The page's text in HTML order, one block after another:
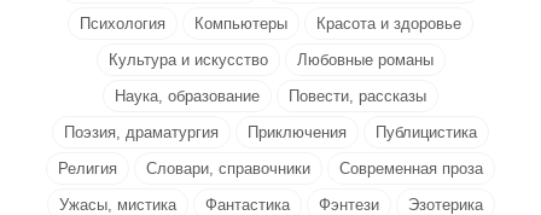
Психология
Компьютеры
Красота и здоровье
Культура и искусство
Любовные романы
Наука, образование
Повести, рассказы
Поэзия, драматургия
Приключения
Публицистика
Религия
Словари, справочники
Современная проза
Ужасы, мистика
Фантастика Фэнтези
Эзотерика